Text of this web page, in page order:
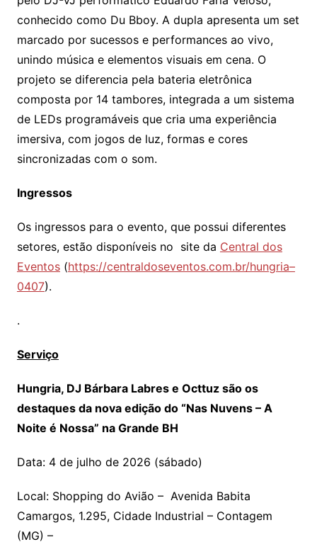
conhecido como Du Bboy. A dupla apresenta um set
marcado por sucessos e performances ao vivo,
unindo música e elementos visuais em cena. O
projeto se diferencia pela bateria eletrônica
composta por 14 tambores, integrada a um sistema
de LEDs programáveis que cria uma experiência
imersiva, com jogos de luz, formas e cores
sincronizadas com o som.
Ingressos
Os ingressos para o evento, que possui diferentes
setores, estão disponíveis no site da Central dos
Eventos(https://centraldoseventos.com.br/hungria–
0407).
.
Serviço
Hungria, DJ Bárbara Labres e Octtuz são os
destaques da nova edição do “Nas Nuvens – A
Noite é Nossa” na Grande BH
Data: 4 de julho de 2026 (sábado)
Local: Shopping do Avião – Avenida Babita
Camargos, 1.295, Cidade Industrial – Contagem
(MG) –